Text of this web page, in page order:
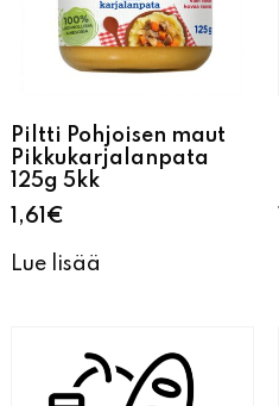
Piltti Pohjoisen maut
Pikkukarjalanpata
125g 5kk
1,61 €
Lue lisää